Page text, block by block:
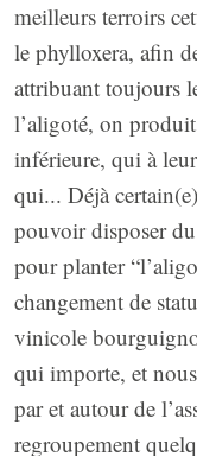
meilleurs terroirs
le phylloxera, afin
attribuant toujours
l’aligoté, on
inférieure, qui à
qui... Déjà
pouvoir disposer
pour planter
changement de
vinicole
qui importe, et
par et autour de
regroupement